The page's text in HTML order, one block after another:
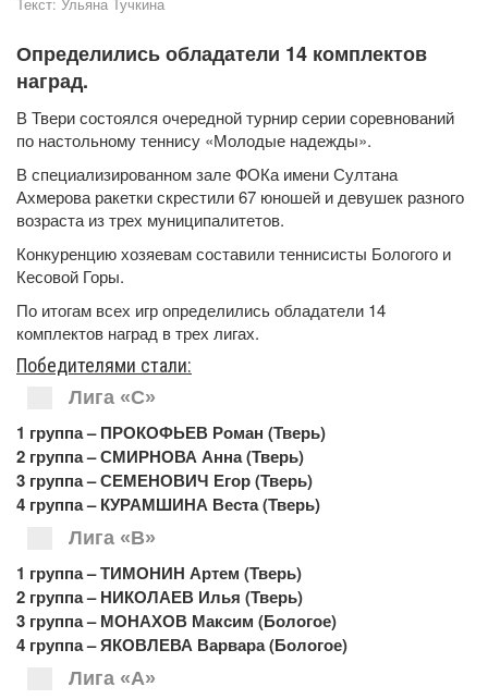
Текст: Ульяна Тучкина
Определились обладатели 14 комплектов
наград.
В Твери состоялся очередной турнир серии соревнований
по настольному теннису «Молодые надежды».
В специализированном зале ФОКа имени Султана
Ахмерова ракетки скрестили 67 юношей и девушек разного
возраста из трех муниципалитетов.
Конкуренцию хозяевам составили теннисисты Бологого и
Кесовой Горы.
По итогам всех игр определились обладатели 14
комплектов наград в трех лигах.
Победителями стали:
Лига «С»
1 группа – ПРОКОФЬЕВ Роман (Тверь)
2 группа – СМИРНОВА Анна (Тверь)
3 группа – СЕМЕНОВИЧ Егор (Тверь)
4 группа – КУРАМШИНА Веста (Тверь)
Лига «В»
1 группа – ТИМОНИН Артем (Тверь)
2 группа – НИКОЛАЕВ Илья (Тверь)
3 группа – МОНАХОВ Максим (Бологое)
4 группа – ЯКОВЛЕВА Варвара (Бологое)
Лига «А»